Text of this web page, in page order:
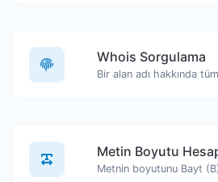
Whois Sorgulama
Metin Boyutu